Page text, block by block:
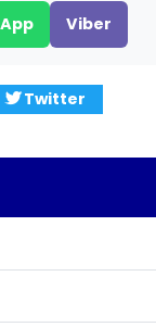
Viber
Twitter